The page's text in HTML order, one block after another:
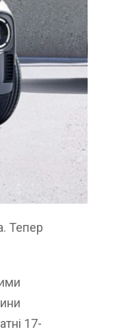
Тепер
17-